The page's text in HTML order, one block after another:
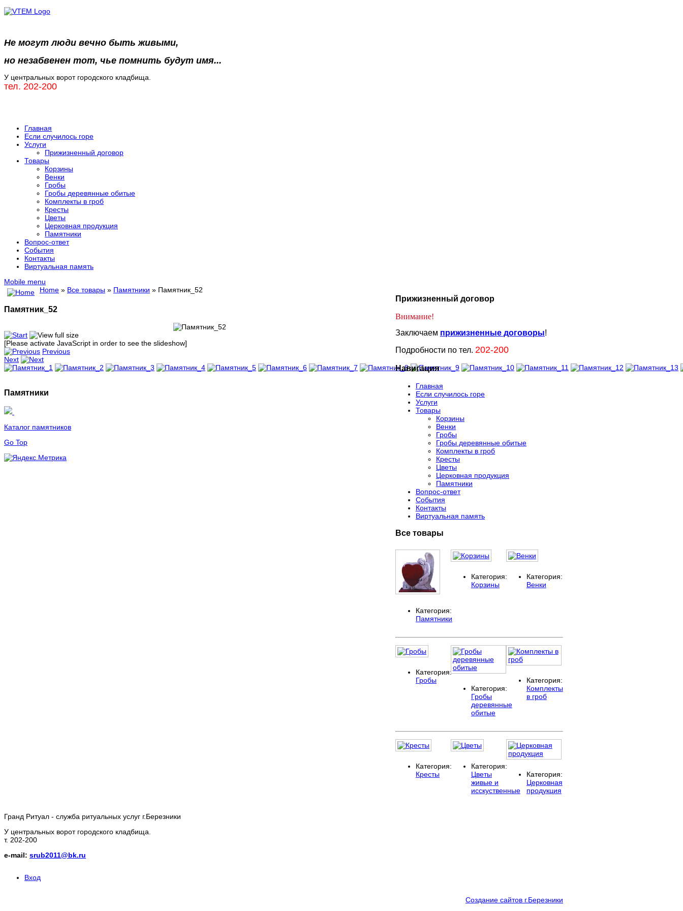
Не могут люди вечно быть живыми,
но незабвенен тот, чье помнить будут имя...
У центральных ворот городского кладбища.
тел. 202-200
Главная
Если случилось горе
Услуги
Прижизненный договор
Товары
Корзины
Венки
Гробы
Гробы деревянные обитые
Комплекты в гроб
Кресты
Цветы
Церковная продукция
Памятники
Вопрос-ответ
События
Контакты
Виртуальная память
Mobile menu
Home » Все товары » Памятники » Памятник_52
Памятник_52
[Please activate JavaScript in order to see the slideshow]
Previous
Next
Памятники
Каталог памятников
Прижизненный договор
Внимание!
Заключаем прижизненные договоры!
Подробности по тел. 202-200
Навигация
Главная
Если случилось горе
Услуги
Товары
Корзины
Венки
Гробы
Гробы деревянные обитые
Комплекты в гроб
Кресты
Цветы
Церковная продукция
Памятники
Вопрос-ответ
События
Контакты
Виртуальная память
Все товары
Категория:
Памятники
Категория:
Корзины
Категория:
Венки
Категория:
Гробы
Категория:
Гробы
деревянные
обитые
Категория:
Комплекты
в гроб
Категория:
Кресты
Категория:
Цветы
живые и
исскуственные
Категория:
Церковная
продукция
Гранд Ритуал - служба ритуальных услуг г.Березники
У центральных ворот городского кладбища.
т. 202-200
e-mail: srub2011@bk.ru
Вход
Создание сайтов г.Березники
Go Top